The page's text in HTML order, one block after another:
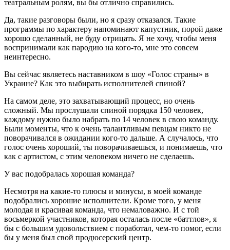
театральным ролям, вы бы отлично справились.
Да, такие разговоры были, но я сразу отказался. Такие
программы по характеру напоминают капустник, порой даже
хорошо сделанный, не буду отрицать. Я не хочу, чтобы меня
воспринимали как пародию на кого-то, мне это совсем
неинтересно.
Вы сейчас являетесь наставником в шоу «Голос страны» в
Украине? Как это выбирать исполнителей спиной?
На самом деле, это захватывающий процесс, но очень
сложный. Мы прослушали спиной порядка 150 человек,
каждому нужно было набрать по 14 человек в свою команду.
Были моменты, что к очень талантливым певцам никто не
поворачивался в ожидании кого-то дальше. А случалось, что
голос очень хороший, ты поворачиваешься, и понимаешь, что
как с артистом, с этим человеком ничего не сделаешь.
У вас подобралась хорошая команда?
Несмотря на какие-то плюсы и минусы, в моей команде
подобрались хорошие исполнители. Кроме того, у меня
молодая и красивая команда, что немаловажно. И с той
восьмеркой участников, которая осталась после «баттлов», я
бы с большим удовольствием с поработал, чем-то помог, если
бы у меня был свой продюсерский центр.